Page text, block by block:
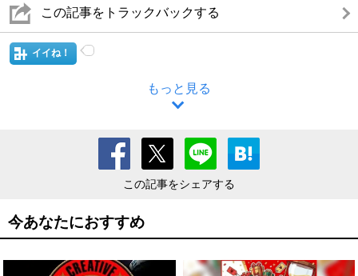
この記事をトラックバックする
イイね！
もっと見る
この記事をシェアする
今あなたにおすすめ